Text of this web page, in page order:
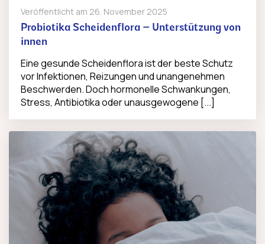
Veröffentlicht am 26. November 2025
Probiotika Scheidenflora – Unterstützung von
innen
Eine gesunde Scheidenflora ist der beste Schutz
vor Infektionen, Reizungen und unangenehmen
Beschwerden. Doch hormonelle Schwankungen,
Stress, Antibiotika oder unausgewogene [...]